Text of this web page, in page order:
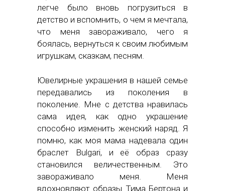
легче было вновь погрузиться в
детство и вспомнить, о чем я мечтала,
что меня завораживало, чего я
боялась, вернуться к своим любимым
игрушкам, сказкам, песням.
Ювелирные украшения в нашей семье
передавались из поколения в
поколение. Мне с детства нравилась
сама идея, как одно украшение
способно изменить женский наряд. Я
помню, как моя мама надевала один
браслет Bulgari, и её образ сразу
становился величественным. Это
завораживало меня. Меня
вдохновляют образы Тима Бертона и